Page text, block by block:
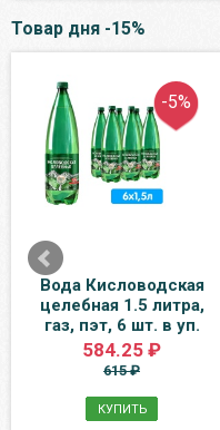
Товар дня -15%
-5%
Вода Кисловодская
целебная 1.5 литра,
газ, пэт, 6 шт. в уп.
584.25 ₽
615 ₽
КУПИТЬ